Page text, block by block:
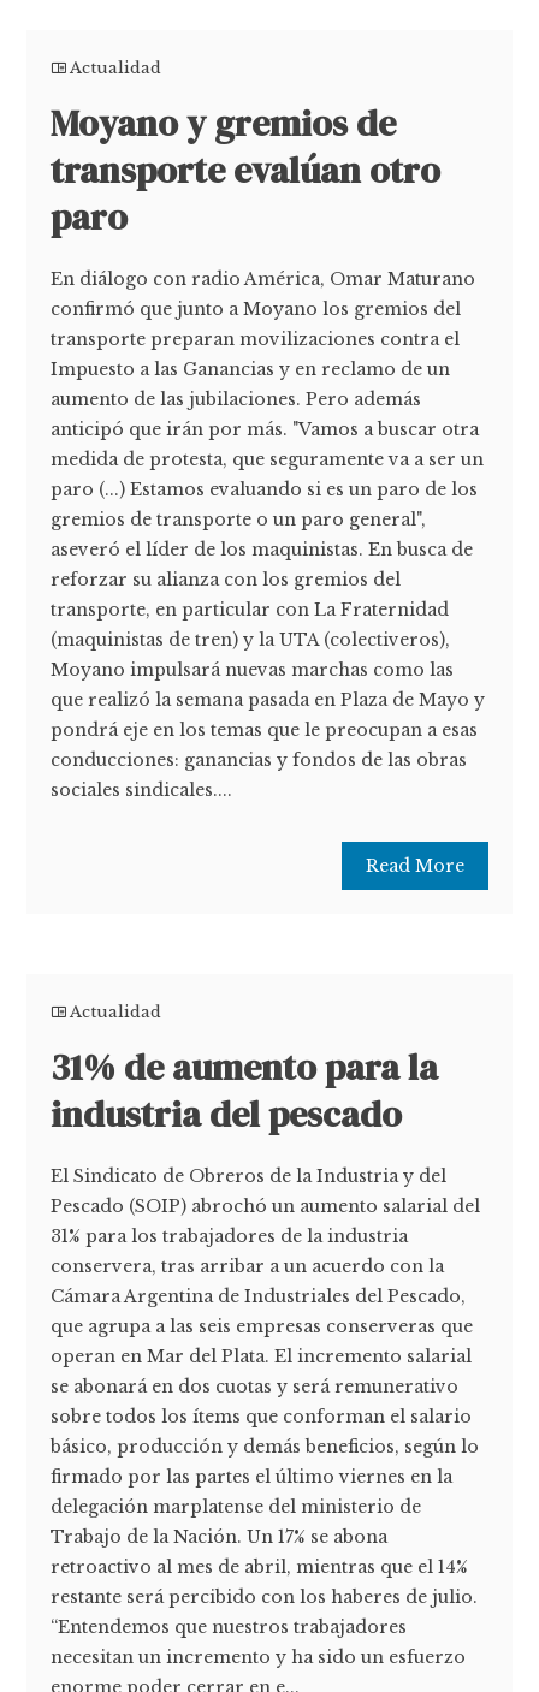
Actualidad
Moyano y gremios de
transporte evalúan otro
paro
En diálogo con radio América, Omar Maturano
confirmó que junto a Moyano los gremios del
transporte preparan movilizaciones contra el
Impuesto a las Ganancias y en reclamo de un
aumento de las jubilaciones. Pero además
anticipó que irán por más. "Vamos a buscar otra
medida de protesta, que seguramente va a ser un
paro (...) Estamos evaluando si es un paro de los
gremios de transporte o un paro general",
aseveró el líder de los maquinistas. En busca de
reforzar su alianza con los gremios del
transporte, en particular con La Fraternidad
(maquinistas de tren) y la UTA (colectiveros),
Moyano impulsará nuevas marchas como las
que realizó la semana pasada en Plaza de Mayo y
pondrá eje en los temas que le preocupan a esas
conducciones: ganancias y fondos de las obras
sociales sindicales....
Read More
Actualidad
31% de aumento para la
industria del pescado
El Sindicato de Obreros de la Industria y del
Pescado (SOIP) abrochó un aumento salarial del
31% para los trabajadores de la industria
conservera, tras arribar a un acuerdo con la
Cámara Argentina de Industriales del Pescado,
que agrupa a las seis empresas conserveras que
operan en Mar del Plata. El incremento salarial
se abonará en dos cuotas y será remunerativo
sobre todos los ítems que conforman el salario
básico, producción y demás beneficios, según lo
firmado por las partes el último viernes en la
delegación marplatense del ministerio de
Trabajo de la Nación. Un 17% se abona
retroactivo al mes de abril, mientras que el 14%
restante será percibido con los haberes de julio.
“Entendemos que nuestros trabajadores
necesitan un incremento y ha sido un esfuerzo
enorme poder cerrar en e...